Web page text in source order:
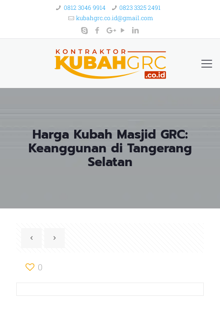
0812 3046 9914
0823 3325 2491
kubahgrc.co.id@gmail.com
Harga Kubah Masjid GRC:
Keanggunan di Tangerang
Selatan
0